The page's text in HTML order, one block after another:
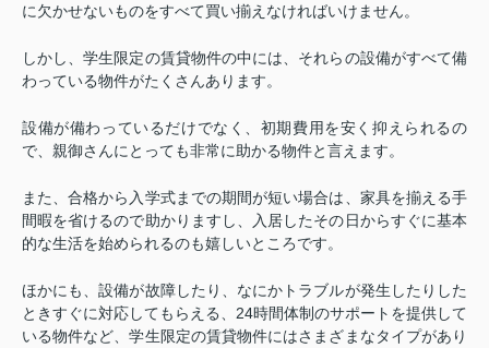
に欠かせないものをすべて買い揃えなければいけません。
しかし、学生限定の賃貸物件の中には、それらの設備がすべて備
わっている物件がたくさんあります。
設備が備わっているだけでなく、初期費用を安く抑えられるの
で、親御さんにとっても非常に助かる物件と言えます。
また、合格から入学式までの期間が短い場合は、家具を揃える手
間暇を省けるので助かりますし、入居したその日からすぐに基本
的な生活を始められるのも嬉しいところです。
ほかにも、設備が故障したり、なにかトラブルが発生したりした
ときすぐに対応してもらえる、24時間体制のサポートを提供して
いる物件など、学生限定の賃貸物件にはさまざまなタイプがあり